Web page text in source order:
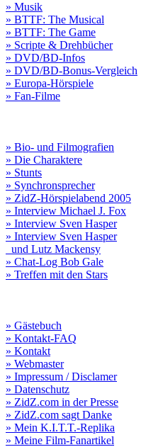
» Musik
» BTTF: The Musical
» BTTF: The Game
» Scripte & Drehbücher
» DVD/BD-Infos
» DVD/BD-Bonus-Vergleich
» Europa-Hörspiele
» Fan-Filme
» Bio- und Filmografien
» Die Charaktere
» Stunts
» Synchronsprecher
» ZidZ-Hörspielabend 2005
» Interview Michael J. Fox
» Interview Sven Hasper
» Interview Sven Hasper
und Lutz Mackensy
» Chat-Log Bob Gale
» Treffen mit den Stars
» Gästebuch
» Kontakt-FAQ
» Kontakt
» Webmaster
» Impressum / Disclamer
» Datenschutz
» ZidZ.com in der Presse
» ZidZ.com sagt Danke
» Mein K.I.T.T.-Replika
» Meine Film-Fanartikel